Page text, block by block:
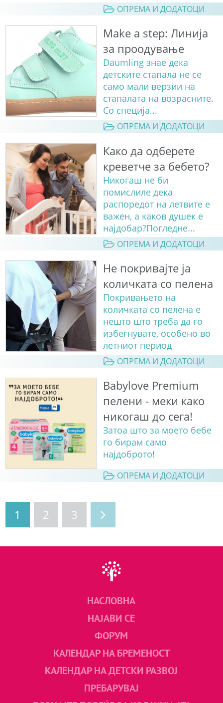
ОПРЕМА И ДОДАТОЦИ
Make a step: Линија
за проодување
Daumling знае дека
детските стапала не се
само мали верзии на
стапалата на возрасните.
Со специја...
ОПРЕМА И ДОДАТОЦИ
Како да одберете
креветче за бебето?
Никогаш не би
помислиле дека
распоредот на летвите е
важен, а каков душек е
најдобар?Погледне...
ОПРЕМА И ДОДАТОЦИ
Не покривајте ја
количката со пелена
Покривањето на
количката со пелена е
нешто што треба да го
избегнувате, особено во
летниот период
ОПРЕМА И ДОДАТОЦИ
Babylove Premium
пелени - меки како
никогаш до сега!
Затоа што за моето бебе
го бирам само
најдоброто!
ОПРЕМА И ДОДАТОЦИ
1 2 3
НАСЛОВНА
НАЈАВИ СЕ
ФОРУМ
КАЛЕНДАР НА БРЕМЕНОСТ
КАЛЕНДАР НА ДЕТСКИ РАЗВОЈ
ПРЕБАРУВАЈ